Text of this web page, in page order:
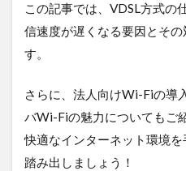
この記事では、VDSL方式の
信速度が遅くなる要因とそ
す。
さらに、法人向けWi-Fiの導
バWi-Fiの魅力についてもご
快適なインターネット環境
踏み出しましょう！
タブレット
タイムラ
アルコールチェック
クラウドWi-Fi
キャッ
おすすめ
エンジン監